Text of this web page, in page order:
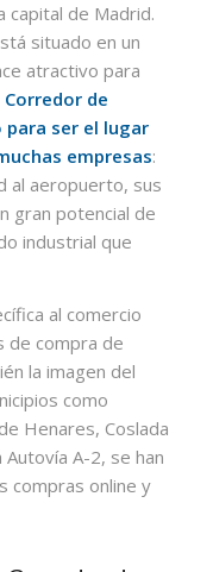
capital de Madrid.
situado en un
atractivo para
Corredor de
ser el lugar
empresas:
al aeropuerto, sus
gran potencial de
industrial que
al comercio
de compra de
la imagen del
como
Henares, Coslada
A-2, se han
compras online y